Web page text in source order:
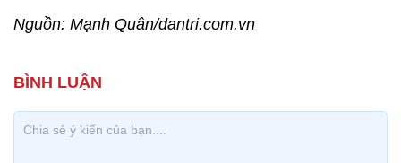
Nguồn: Mạnh Quân/dantri.com.vn